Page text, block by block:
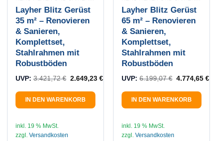
Layher Blitz Gerüst
35 m² – Renovieren
& Sanieren,
Komplettset,
Stahlrahmen mit
Robustböden
UVP: 3.421,72€ Ursprünglicher Preis war: 3.421,72 €
2.649,23 €Aktueller Preis ist: 2.649,23 €.
IN DEN WARENKORB
inkl. 19 % MwSt.
zzgl. Versandkosten
Layher Blitz Gerüst
65 m² – Renovieren
& Sanieren,
Komplettset,
Stahlrahmen mit
Robustböden
UVP: 6.199,07€ 4.774,65 €
IN DEN WARENKORB
inkl. 19 % MwSt.
zzgl. Versandkosten